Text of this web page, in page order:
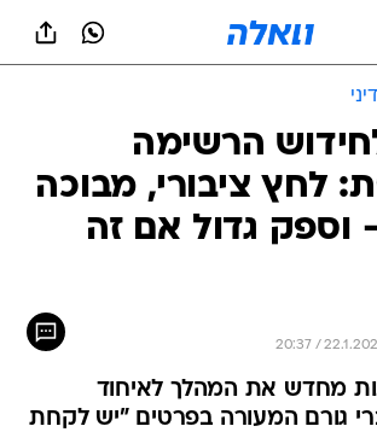
הרשימה
לחץ ציבורי, מבוכה
וספק גדול אם זה
מחדש את המהלך לאיחוד
גורם המעורה בפרטים "יש לקחת